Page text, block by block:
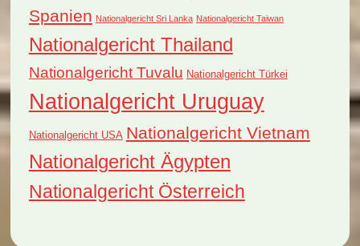
Spanien Nationalgericht Sri Lanka Nationalgericht Taiwan
Nationalgericht Thailand
Nationalgericht Tuvalu Nationalgericht Türkei
Nationalgericht Uruguay
Nationalgericht USA Nationalgericht Vietnam
Nationalgericht Ägypten
Nationalgericht Österreich